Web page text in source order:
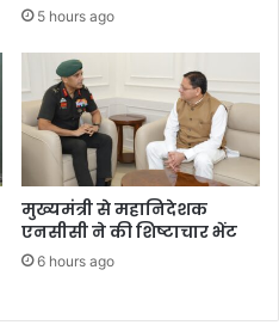
5 hours ago
मुख्यमंत्री से महानिदेशक
एनसीसी ने की शिष्टाचार भेंट
6 hours ago